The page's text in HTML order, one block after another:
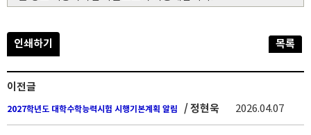
인쇄하기 목록
이전글
2027학년도 대학수학능력시험 시행기본계획 알림 / 정현욱 2026.04.07